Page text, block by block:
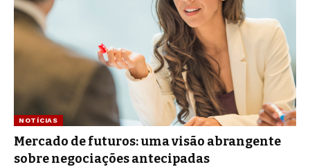
NOTÍCIAS
Mercado de futuros: uma visão abrangente
sobre negociações antecipadas